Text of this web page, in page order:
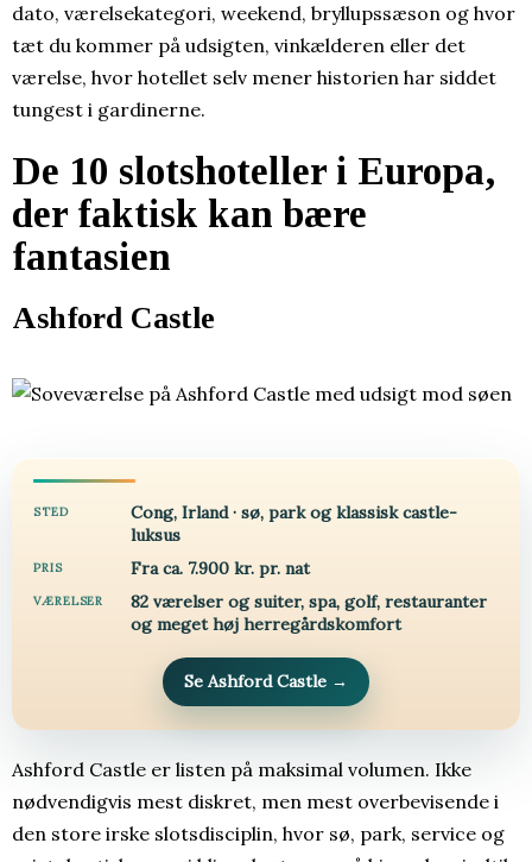
dato, værelsekategori, weekend, bryllupssæson og hvor
tæt du kommer på udsigten, vinkælderen eller det
værelse, hvor hotellet selv mener historien har siddet
tungest i gardinerne.
De 10 slotshoteller i Europa,
der faktisk kan bære
fantasien
Ashford Castle
STED
Cong, Irland · sø, park og klassisk castle-
luksus
PRIS Fra ca. 7.900 kr. pr. nat
VÆRELSER
82 værelser og suiter, spa, golf, restauranter
og meget høj herregårdskomfort
Se Ashford Castle →
Ashford Castle er listen på maksimal volumen. Ikke
nødvendigvis mest diskret, men mest overbevisende i
den store irske slotsdisciplin, hvor sø, park, service og